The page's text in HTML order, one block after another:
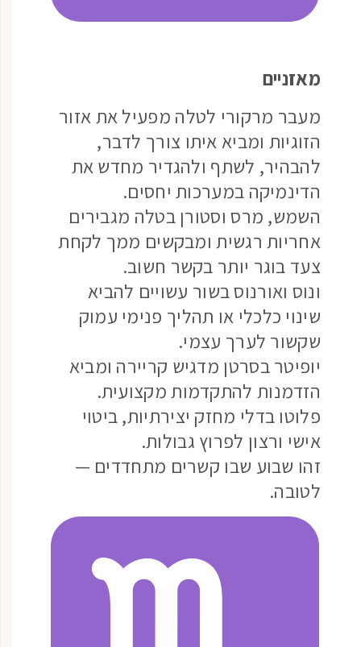
מאזניים
מעבר מרקורי לטלה מפעיל את אזור
הזוגיות ומביא איתו צורך לדבר,
להבהיר, לשתף ולהגדיר מחדש את
הדינמיקה במערכות יחסים.
השמש, מרס וסטורן בטלה מגבירים
אחריות רגשית ומבקשים ממך לקחת
צעד בוגר יותר בקשר חשוב.
ונוס ואורנוס בשור עשויים להביא
שינוי כלכלי או תהליך פנימי עמוק
שקשור לערך עצמי.
יופיטר בסרטן מדגיש קריירה ומביא
הזדמנות להתקדמות מקצועית.
פלוטו בדלי מחזק יצירתיות, ביטוי
אישי ורצון לפרוץ גבולות.
זהו שבוע שבו קשרים מתחדדים —
לטובה.